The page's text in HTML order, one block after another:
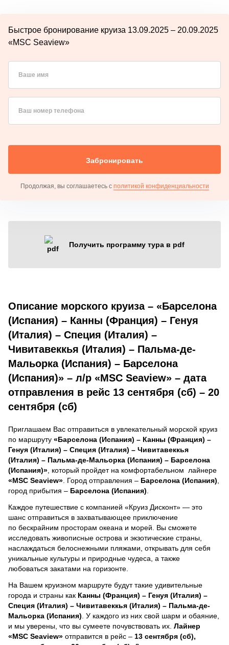
Быстрое бронирование круиза 13.09.2025 – 20.09.2025
«MSC Seaview»
Ваше имя
Ваш номер телефона
Забронировать
Продолжая, вы соглашаетесь с политикой конфиденциальности
Получить программу тура в pdf
Описание морского круиза – «Барселона
(Испания) – Канны (Франция) – Генуя
(Италия) – Специя (Италия) –
Чивитавеккья (Италия) – Пальма-де-
Мальорка (Испания) – Барселона
(Испания)» – л/р «MSC Seaview» – дата
отправления в рейс 13 сентября (сб) – 20
сентября (сб)
Приглашаем Вас отправиться в увлекательный морской круиз
по маршруту «Барселона (Испания) – Канны (Франция) –
Генуя (Италия) – Специя (Италия) – Чивитавеккья
(Италия) – Пальма-де-Мальорка (Испания) – Барселона
(Испания)» , который пройдет на комфортабельном лайнере
«MSC Seaview» . Город отправления – Барселона (Испания)
город прибытия – Барселона (Испания)
Каждое путешествие с компанией «Круиз Дисконт» — это
шанс отправиться в захватывающее приключение
по бескрайним просторам океана и морей. Вы сможете
исследовать живописные острова и экзотические страны,
наслаждаться белоснежными пляжами, открывать для себя
уникальные культуры и природные чудеса, а также
любоваться закатами на горизонте.
На Вашем круизном маршруте будут такие удивительные
города и страны как Канны (Франция) – Генуя (Италия) –
Специя (Италия) – Чивитавеккья (Италия) – Пальма-де-
Мальорка (Испания) . У каждого из них свой шарм и обаяние,
и мы уверены, что вы сумеете почувствовать их. Лайнер
«MSC Seaview» отправится в рейс – 13 сентября (сб),